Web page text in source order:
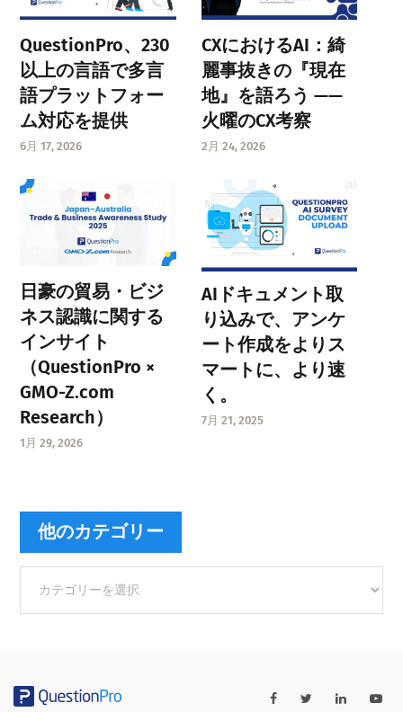
QuestionPro、230
以上の言語で多言
語プラットフォー
ム対応を提供
6月 17, 2026
CXにおけるAI：綺
麗事抜きの『現在
地』を語ろう ——
火曜のCX考察
2月 24, 2026
日豪の貿易・ビジ
ネス認識に関する
インサイト
（QuestionPro ×
GMO-Z.com
Research）
1月 29, 2026
AIドキュメント取
り込みで、アンケ
ート作成をよりス
マートに、より速
く。
7月 21, 2025
他のカテゴリー
カ
ー